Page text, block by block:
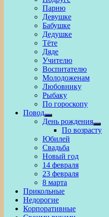
Парню
Девушке
Бабушке
Дедушке
Тёте
Дяде
Учителю
Воспитателю
Молодоженам
Любовнику
Рыбаку
По гороскопу
Повод
Show
sub
menu
День рождения
Show
sub
По возрасту
Юбилей
Свадьба
Новый год
14 февраля
23 февраля
8 марта
Прикольные
Недорогие
Корпоративные